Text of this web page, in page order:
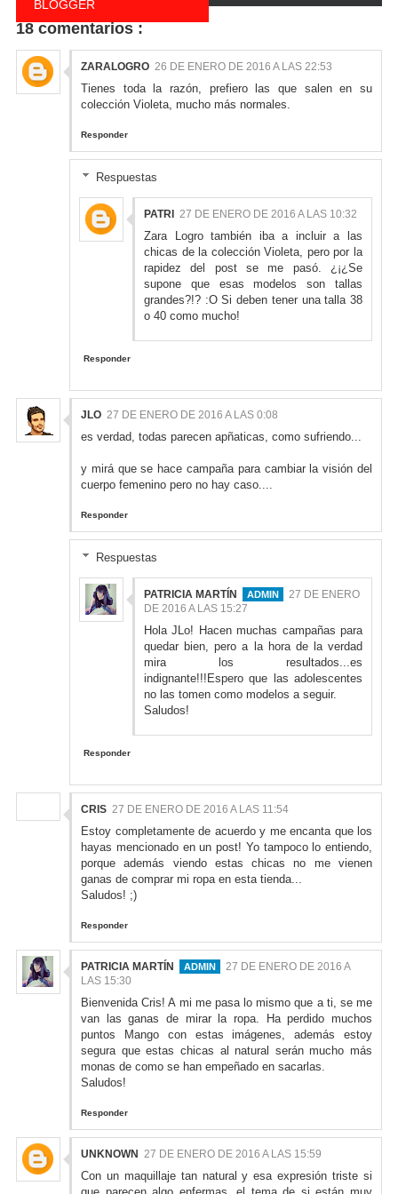
BLOGGER
18 comentarios :
ZARALOGRO 26 DE ENERO DE 2016 A LAS 22:53
Tienes toda la razón, prefiero las que salen en su
colección Violeta, mucho más normales.
Responder
Respuestas
PATRI 27 DE ENERO DE 2016 A LAS 10:32
Zara Logro también iba a incluir a las
chicas de la colección Violeta, pero por la
rapidez del post se me pasó. ¿¡¿Se
supone que esas modelos son tallas
grandes?!? :O Si deben tener una talla 38
o 40 como mucho!
Responder
JLO 27 DE ENERO DE 2016 A LAS 0:08
es verdad, todas parecen apñaticas, como sufriendo...
y mirá que se hace campaña para cambiar la visión del
cuerpo femenino pero no hay caso....
Responder
Respuestas
PATRICIA MARTÍN
27 DE ENERO
DE 2016 A LAS 15:27
Hola JLo! Hacen muchas campañas para
quedar bien, pero a la hora de la verdad
mira los resultados...es
indignante!!!Espero que las adolescentes
no las tomen como modelos a seguir.
Saludos!
Responder
CRIS 27 DE ENERO DE 2016 A LAS 11:54
Estoy completamente de acuerdo y me encanta que los
hayas mencionado en un post! Yo tampoco lo entiendo,
porque además viendo estas chicas no me vienen
ganas de comprar mi ropa en esta tienda...
Saludos! ;)
Responder
PATRICIA MARTÍN
27 DE ENERO DE 2016 A
LAS 15:30
Bienvenida Cris! A mi me pasa lo mismo que a ti, se me
van las ganas de mirar la ropa. Ha perdido muchos
puntos Mango con estas imágenes, además estoy
segura que estas chicas al natural serán mucho más
monas de como se han empeñado en sacarlas.
Saludos!
Responder
UNKNOWN 27 DE ENERO DE 2016 A LAS 15:59
Con un maquillaje tan natural y esa expresión triste si